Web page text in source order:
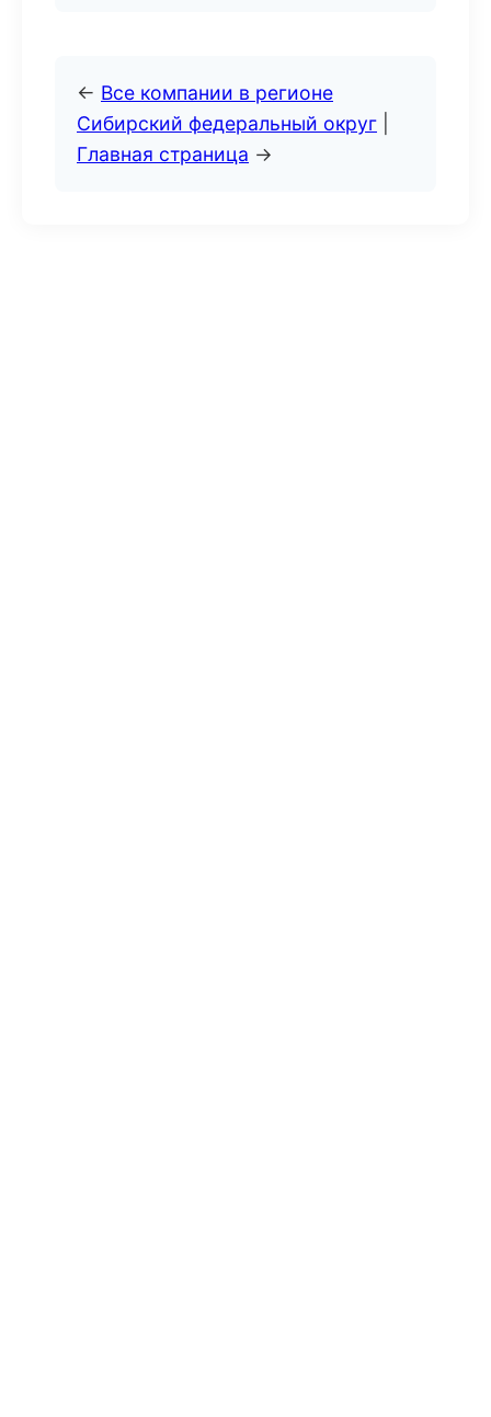
← Все компании в регионе
Сибирский федеральный округ
Главная страница →